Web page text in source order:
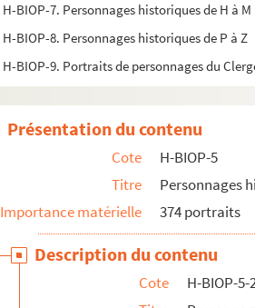
H-BIOP-7. Personnages historiques de H à M
H-BIOP-8. Personnages historiques de P à Z
H-BIOP-9. Portraits de personnages du
Présentation du contenu
Cote
H-BIOP-5
Titre
Personnages
Importance matérielle
374 portraits
Description du contenu
Cote
H-BIOP-5-